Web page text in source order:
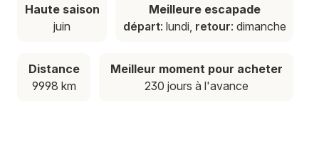
Haute saison
juin
Meilleure escapade
départ: lundi, retour: dimanche
Distance
9998 km
Meilleur moment pour acheter
230 jours à l'avance